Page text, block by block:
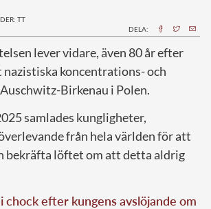
TT
DELA:
lever vidare, även 80 år efter
nazistiska koncentrations- och
Birkenau i Polen.
samlades kungligheter,
från hela världen för att
bekräfta löftet om att detta aldrig
chock efter kungens avslöjande om